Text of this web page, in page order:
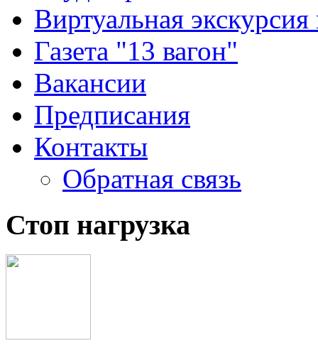
Виртуальная
Газета "13 вагон"
Вакансии
Предписания
Контакты
Обратная связь
Стоп нагрузка